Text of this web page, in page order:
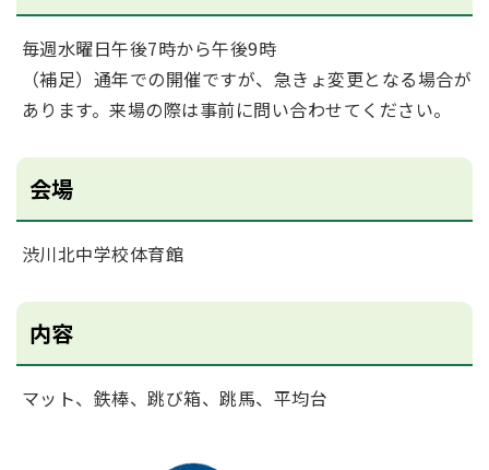
毎週水曜日午後7時から午後9時
（補足）通年での開催ですが、急きょ変更となる場合が
あります。来場の際は事前に問い合わせてください。
会場
渋川北中学校体育館
内容
マット、鉄棒、跳び箱、跳馬、平均台